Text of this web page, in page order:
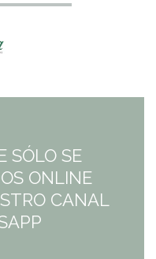
SÓLO SE
ONLINE
CANAL